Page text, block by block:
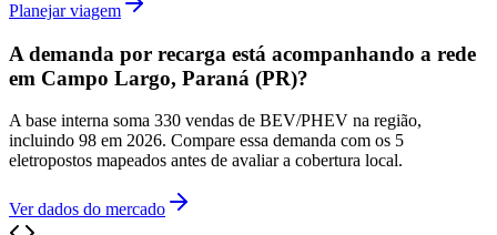
Planejar viagem
A demanda por recarga está acompanhando a rede
em Campo Largo, Paraná (PR)?
A base interna soma 330 vendas de BEV/PHEV na região,
incluindo 98 em 2026. Compare essa demanda com os 5
eletropostos mapeados antes de avaliar a cobertura local.
Ver dados do mercado